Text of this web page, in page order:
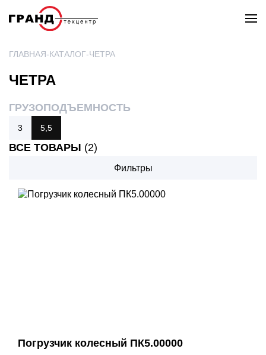
ГЛАВНАЯ КАТАЛОГ ЧЕТРА
ЧЕТРА
ГРУЗОПОДЪЕМНОСТЬ
3 5,5
ВСЕ ТОВАРЫ (2)
Фильтры
Погрузчик колесный ПК5.00000